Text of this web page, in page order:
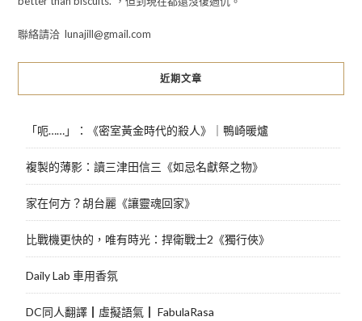
聯絡請洽 lunajill@gmail.com
近期文章
「呃……」：《密室黃金時代的殺人》｜鴨崎暖爐
複製的薄影：讀三津田信三《如忌名獻祭之物》
家在何方？胡台麗《讓靈魂回家》
比戰機更快的，唯有時光：捍衛戰士2《獨行俠》
Daily Lab 車用香氛
DC同人翻譯┃虛擬語氣┃ FabulaRasa